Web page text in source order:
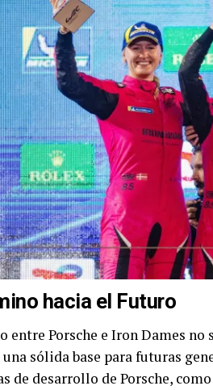
hacia el Futuro
entre Porsche e Iron Dames
sólida base para futuras
de desarrollo de Porsche,